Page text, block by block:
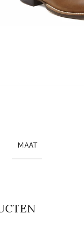
to enlarge
MAAT